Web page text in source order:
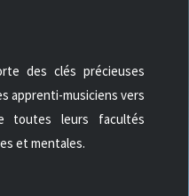
des clés précieuses
apprenti-musiciens vers
toutes leurs facultés
et mentales.